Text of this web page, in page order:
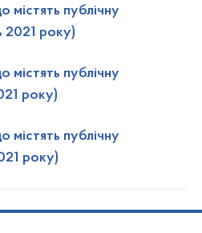
містять публічну
2021 року)
містять публічну
року)
містять публічну
року)